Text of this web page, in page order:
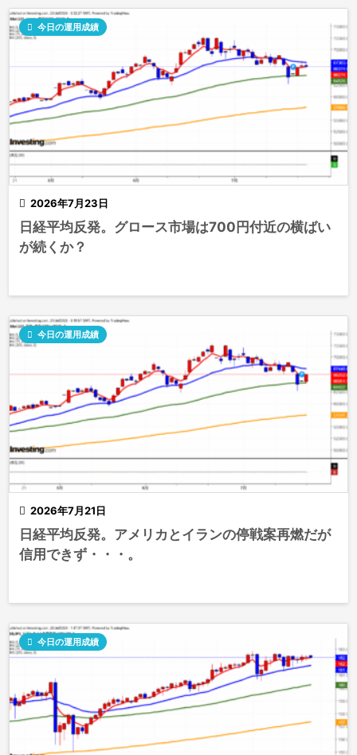
 2026年7月23日
 今日の運用成績
日経平均反発。グロース市場は700円付近の横ばい
が続くか？
 2026年7月21日
 今日の運用成績
日経平均反発。アメリカとイランの停戦案再燃だが
信用できず・・・。
 今日の運用成績